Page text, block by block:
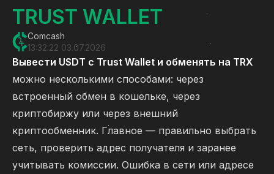
TRUST WALLET
Comcash
13:32:22 03.07.2026
Вывести USDT с Trust Wallet и обменять на TRX
можно несколькими способами: через
встроенный обмен в кошельке, через
криптобиржу или через внешний
криптообменник. Главное — правильно выбрать
сеть, проверить адрес получателя и заранее
учитывать комиссии. Ошибка в сети или адресе